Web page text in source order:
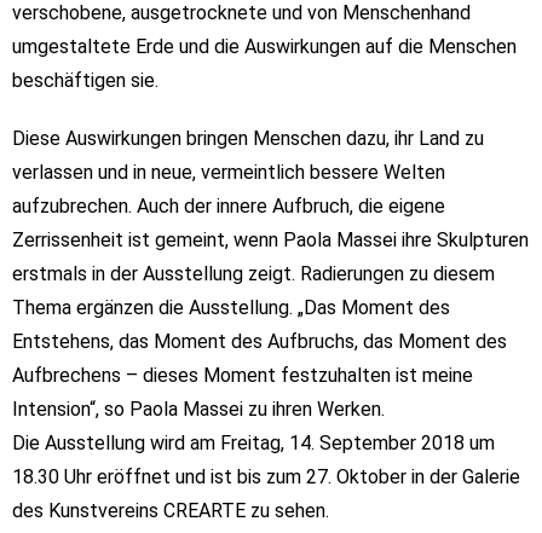
verschobene, ausgetrocknete und von Menschenhand
umgestaltete Erde und die Auswirkungen auf die Menschen
beschäftigen sie.
Diese Auswirkungen bringen Menschen dazu, ihr Land zu
verlassen und in neue, vermeintlich bessere Welten
aufzubrechen. Auch der innere Aufbruch, die eigene
Zerrissenheit ist gemeint, wenn Paola Massei ihre Skulpturen
erstmals in der Ausstellung zeigt. Radierungen zu diesem
Thema ergänzen die Ausstellung. „Das Moment des
Entstehens, das Moment des Aufbruchs, das Moment des
Aufbrechens – dieses Moment festzuhalten ist meine
Intension“, so Paola Massei zu ihren Werken.
Die Ausstellung wird am Freitag, 14. September 2018 um
18.30 Uhr eröffnet und ist bis zum 27. Oktober in der Galerie
des Kunstvereins CREARTE zu sehen.